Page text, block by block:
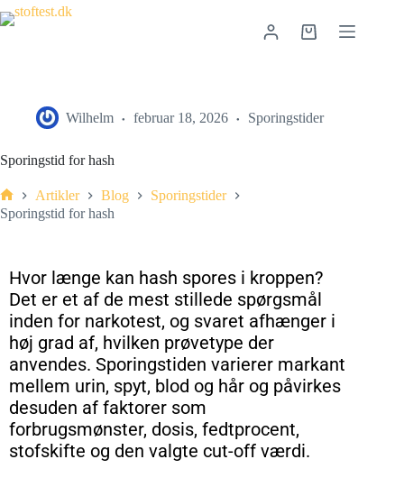
Wilhelm februar 18, 2026 Sporingstider
Sporingstid for hash
Artikler Blog
Sporingstider
Sporingstid for hash
Hvor længe kan hash spores i kroppen?
Det er et af de mest stillede spørgsmål
inden for narkotest, og svaret afhænger i
høj grad af, hvilken prøvetype der
anvendes. Sporingstiden varierer markant
mellem urin, spyt, blod og hår og påvirkes
desuden af faktorer som
forbrugsmønster, dosis, fedtprocent,
stofskifte og den valgte cut-off værdi.